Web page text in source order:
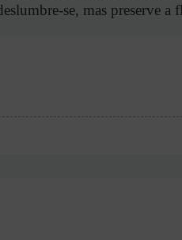
se, mas preserve a